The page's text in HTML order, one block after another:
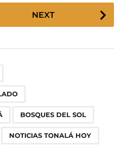
NEXT
BOSQUES DEL SOL
NOTICIAS TONALÁ HOY